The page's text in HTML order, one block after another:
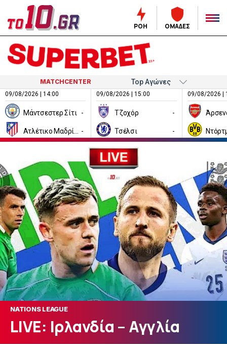
ΡΟΗ ΟΜΑΔΕΣ
MATCHCENTER
09/08/2026 | 14:00
Μάντσεστερ Σίτι -
-
09/08/2026 | 15:00
Τζοχόρ -
Τσέλσι -
09/08/2026 |
NATIONS LEAGUE
LIVE: Ιρλανδία – Αγγλία